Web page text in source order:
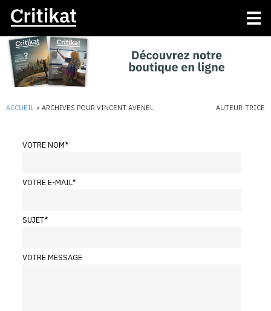
ACCUEIL » ARCHIVES POUR VINCENT AVENEL AUTEUR·TRICE
VOTRE NOM*
VOTRE E-MAIL*
SUJET*
VOTRE MESSAGE